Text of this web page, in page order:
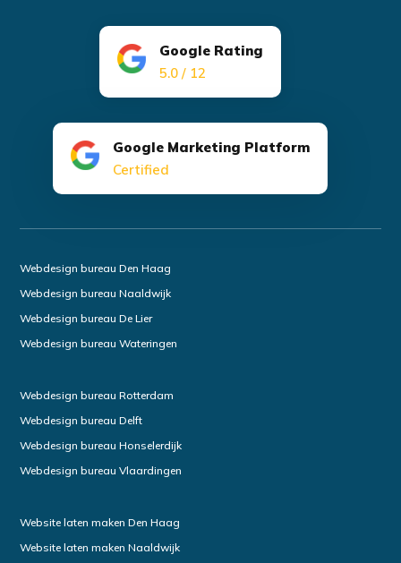
Google Rating
5.0 / 12
Google Marketing Platform
Certified
Webdesign bureau Den Haag
Webdesign bureau Naaldwijk
Webdesign bureau De Lier
Webdesign bureau Wateringen
Webdesign bureau Rotterdam
Webdesign bureau Delft
Webdesign bureau Honselerdijk
Webdesign bureau Vlaardingen
Website laten maken Den Haag
Website laten maken Naaldwijk